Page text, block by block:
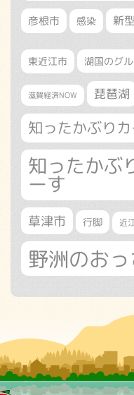
彦根市 感染 新
東近江市 湖国のグ
滋賀経済NOW 琵琶湖
知ったかぶり
知ったかぶ
ーす
草津市 行脚 近
野洲のお